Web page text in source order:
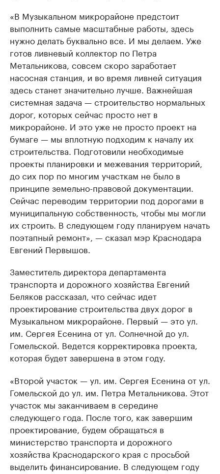
«В Музыкальном микрорайоне предстоит
выполнить самые масштабные работы, здесь
нужно делать буквально все. И мы делаем. Уже
готов ливневый коллектор по Петра
Метальникова, совсем скоро заработает
насосная станция, и во время ливней ситуация
здесь станет значительно лучше. Важнейшая
системная задача — строительство нормальных
дорог, которых сейчас просто нет в
микрорайоне. И это уже не просто проект на
бумаге — мы вплотную подходим к началу их
строительства. Подготовили необходимые
проекты планировки и межевания территорий,
до сих пор по многим участкам не было в
принципе земельно-правовой документации.
Сейчас переводим территории под дорогами в
муниципальную собственность, чтобы мы могли
их строить. В следующем году планируем начать
поэтапный ремонт», — сказал мэр Краснодара
Евгений Первышов.
Заместитель директора департамента
транспорта и дорожного хозяйства Евгений
Беляков рассказал, что сейчас идет
проектирование строительства двух дорог в
Музыкальном микрорайоне. Первый — это ул.
им. Сергея Есенина от ул. Солнечной до ул.
Гомельской. Ведется корректировка проекта,
которая будет завершена в этом году.
«Второй участок — ул. им. Сергея Есенина от ул.
Гомельской до ул. им. Петра Метальникова. Этот
участок мы заканчиваем в середине
следующего года. После того, как завершим
проектирование, будем обращаться в
министерство транспорта и дорожного
хозяйства Краснодарского края с просьбой
выделить финансирование. В следующем году